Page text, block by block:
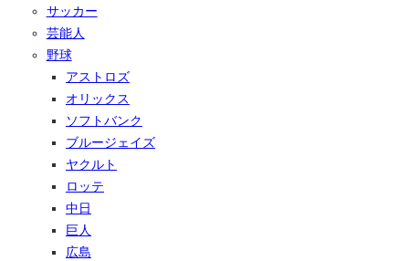
サッカー
芸能人
野球
アストロズ
オリックス
ソフトバンク
ブルージェイズ
ヤクルト
ロッテ
中日
巨人
広島